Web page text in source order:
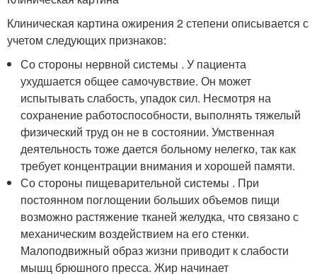
Клиническая картина ожирения 2 степени описывается с
учетом следующих признаков:
Со стороны нервной системы . У пациента
ухудшается общее самочувствие. Он может
испытывать слабость, упадок сил. Несмотря на
сохранение работоспособности, выполнять тяжелый
физический труд он не в состоянии. Умственная
деятельность тоже дается больному нелегко, так как
требует концентрации внимания и хорошей памяти.
Со стороны пищеварительной системы . При
постоянном поглощении больших объемов пищи
возможно растяжение тканей желудка, что связано с
механическим воздействием на его стенки.
Малоподвижный образ жизни приводит к слабости
мышц брюшного пресса. Жир начинает